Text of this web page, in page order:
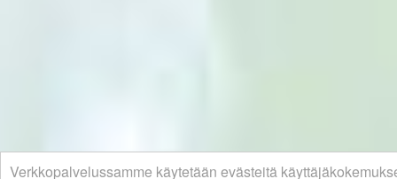
Verkkopalvelussamme käytetään evästeitä